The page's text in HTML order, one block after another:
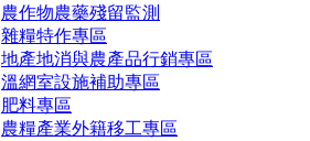
農作物農藥殘留監測
雜糧特作專區
地產地消與農產品行銷專區
溫網室設施補助專區
肥料專區
農糧產業外籍移工專區